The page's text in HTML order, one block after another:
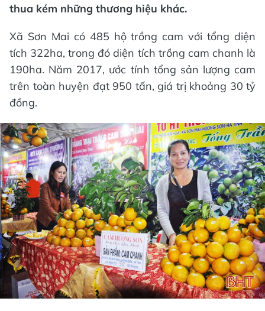
thua kém những thương hiệu khác.
Xã Sơn Mai có 485 hộ trồng cam với tổng diện
tích 322ha, trong đó diện tích trồng cam chanh là
190ha. Năm 2017, ước tính tổng sản lượng cam
trên toàn huyện đạt 950 tấn, giá trị khoảng 30 tỷ
đồng.